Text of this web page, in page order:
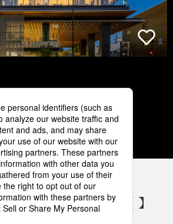
3 4 5
の電気設備 SNSアカウント